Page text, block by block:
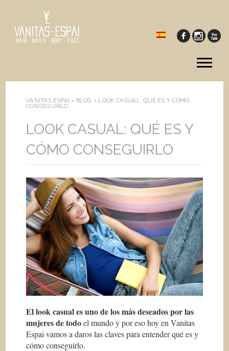
VANITAS ESPAI > BLOG > LOOK CASUAL: QUÉ ES Y CÓMO
CONSEGUIRLO
LOOK CASUAL: QUÉ ES Y
CÓMO CONSEGUIRLO
El look casual es uno de los más deseados por las
mujeres de todoel mundo y por eso hoy en Vanitas
Espai vamos a daros las claves para entender qué es y
cómo conseguirlo.